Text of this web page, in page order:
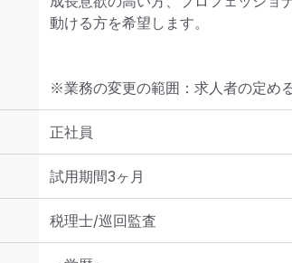
動ける方を希望します。
※業務の変更の範囲：求人者の定め
正社員
試用期間3ヶ月
税理士/巡回監査